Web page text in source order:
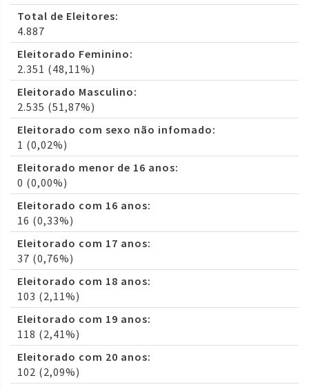
Total de Eleitores:
4.887
Eleitorado Feminino:
2.351 (48,11%)
Eleitorado Masculino:
2.535 (51,87%)
Eleitorado com sexo não infomado:
1 (0,02%)
Eleitorado menor de 16 anos:
0 (0,00%)
Eleitorado com 16 anos:
16 (0,33%)
Eleitorado com 17 anos:
37 (0,76%)
Eleitorado com 18 anos:
103 (2,11%)
Eleitorado com 19 anos:
118 (2,41%)
Eleitorado com 20 anos:
102 (2,09%)